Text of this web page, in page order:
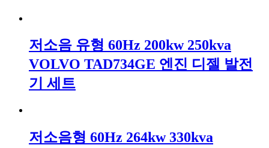
저소음 유형 60Hz 200kw 250kva
VOLVO TAD734GE 엔진 디젤 발전
기 세트
저소음형 60Hz 264kw 330kva